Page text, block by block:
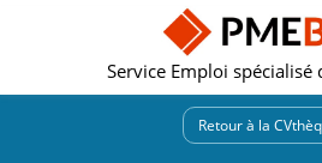
Service Emploi spécialisé
Retour à la